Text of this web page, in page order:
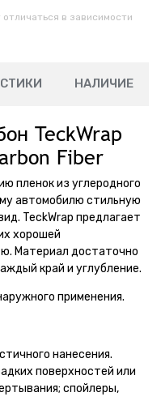
в зависимости
НАЛИЧИЕ
TeckWrap
Fiber
пленок из углеродного
автомобилю стильную
TeckWrap предлагает
хорошей
Материал достаточно
край и углубление.
применения.
нанесения.
поверхностей или
спойлеры,